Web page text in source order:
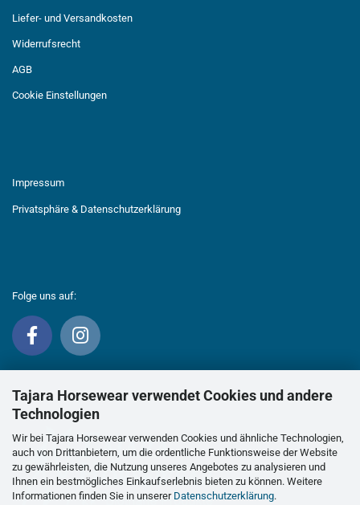
Tajara Horsewear verwendet Cookies und andere
Technologien
Wir bei Tajara Horsewear verwenden Cookies und ähnliche Technologien,
auch von Drittanbietern, um die ordentliche Funktionsweise der Website
zu gewährleisten, die Nutzung unseres Angebotes zu analysieren und
Ihnen ein bestmögliches Einkaufserlebnis bieten zu können. Weitere
Informationen finden Sie in unserer Datenschutzerklärung.
Liefer- und Versandkosten
Widerrufsrecht
AGB
Cookie Einstellungen
Impressum
Privatsphäre & Datenschutzerklärung
Folge uns auf: